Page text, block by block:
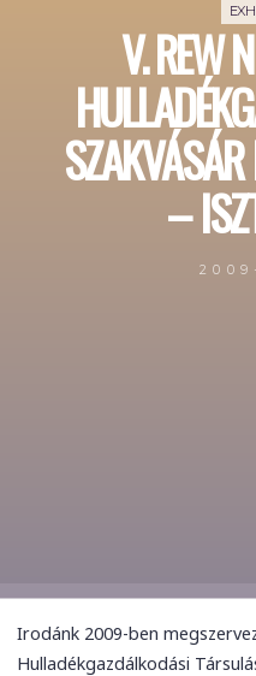
V. REW
–
Irodánk 2009-ben
Hulladékgazdálkodási